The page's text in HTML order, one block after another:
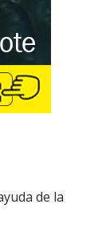
de la